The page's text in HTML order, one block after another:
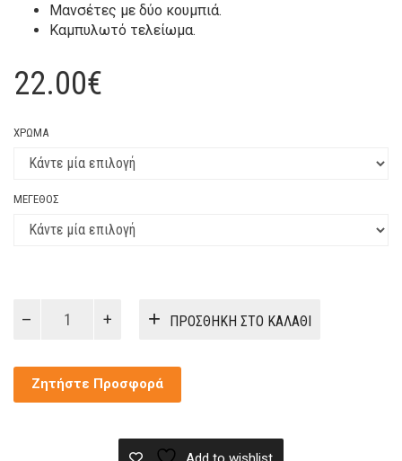
Μανσέτες με δύο κουμπιά.
Καμπυλωτό τελείωμα.
22.00€
ΧΡΏΜΑ
ΜΈΓΕΘΟΣ
ΕΛΑΣΤΙΚΟ
ΓΥΝΑΙΚΕΙΟ
ΜΑΚΡΥ
ΜΑΝΙΚΙ
ΠΡΟΣΘΉΚΗ ΣΤΟ ΚΑΛΆΘΙ
Ζητήστε Προσφορά